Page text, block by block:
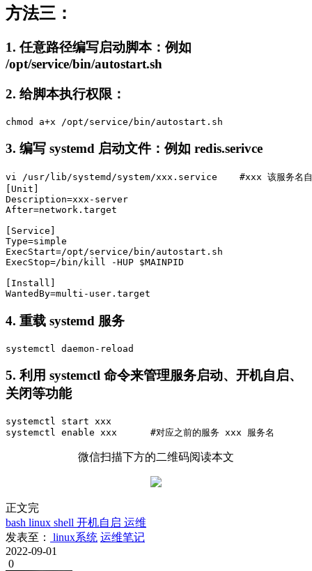
方法三：
1. 任意路径编写启动脚本：例如
/opt/service/bin/autostart.sh
2. 给脚本执行权限：
chmod a+x /opt/service/bin/autostart.sh
3. 编写 systemd 启动文件：例如 redis.serivce
vi /usr/lib/systemd/system/xxx.service    #xxx 该服务名自
[Unit]
Description=xxx-server
After=network.target
[Service]
Type=simple
ExecStart=/opt/service/bin/autostart.sh
ExecStop=/bin/kill -HUP $MAINPID
[Install]
WantedBy=multi-user.target
4. 重载 systemd 服务
systemctl daemon-reload
5. 利用 systemctl 命令来管理服务启动、开机自启、
关闭等功能
systemctl start xxx
systemctl enable xxx      #对应之前的服务 xxx 服务名
微信扫描下方的二维码阅读本文
正文完
bash linux shell 开机自启 运维
发表至：
linux系统 运维笔记
2022-09-01
0